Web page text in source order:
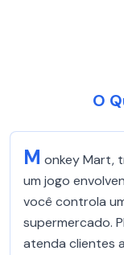
O
M onkey Mart,
um jogo
você controla
supermercado.
atenda clientes